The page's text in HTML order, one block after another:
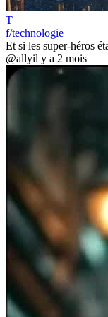
T
f/technologie
Et si les super-héros
@allyil y a 2 mois